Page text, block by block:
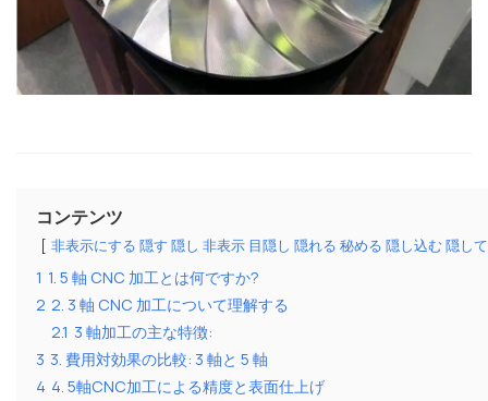
コンテンツ
非表示にする 隠す 隠し 非表示 目隠し 隠れる 秘める 隠し込む 隠
1 1. 5 軸 CNC 加工とは何ですか?
2 2. 3 軸 CNC 加工について理解する
2.1 3 軸加工の主な特徴:
3 3. 費用対効果の比較: 3 軸と 5 軸
4 4. 5軸CNC加工による精度と表面仕上げ